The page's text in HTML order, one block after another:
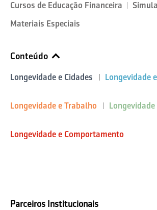
Cursos de Educação Financeira
Materiais Especiais
Conteúdo
Longevidade e Cidades Longevidade
Longevidade e Trabalho
Longevidade e Comportamento
Parceiros Institucionais